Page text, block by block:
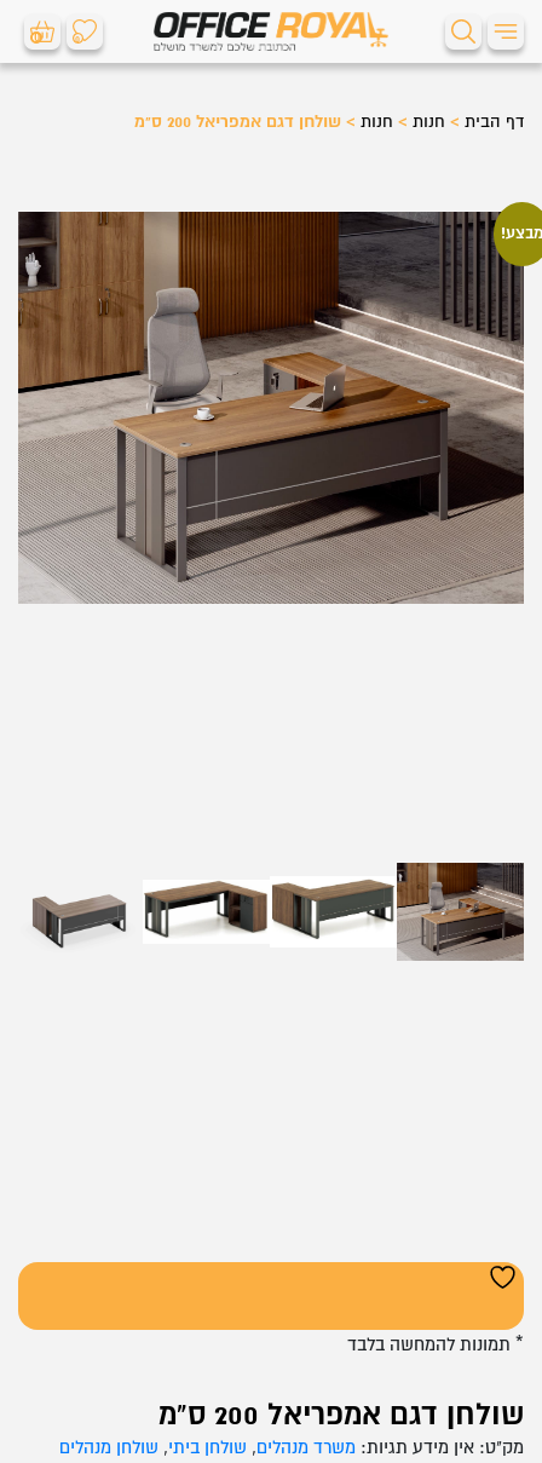
0 0
דף הבית > חנות > חנות > שולחן דגם אמפריאל 200 ס"מ
שולחן דגם אמפריאל 200 ס"מ
מק"ט: אין מידע תגיות: משרד מנהלים, שולחן ביתי, שולחן מנהלים
* תמונות להמחשה בלבד